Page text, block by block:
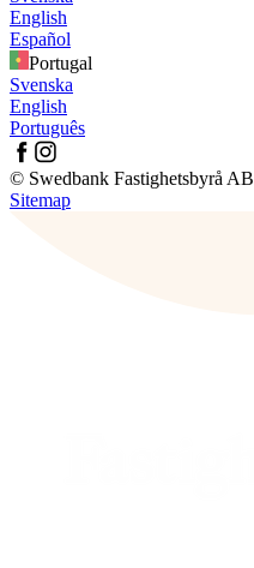
English
Español
Portugal
Svenska
English
Português
© Swedbank Fastighetsbyrå AB
Sitemap